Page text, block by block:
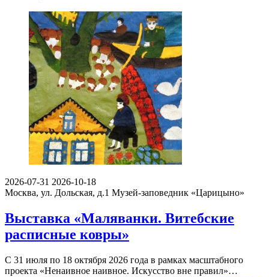
2026-07-31 2026-10-18
Москва, ул. Дольская, д.1 Музей-заповедник «Царицыно»
Выставка «Маляванки. Витебские
расписные ковры»
С 31 июля по 18 октября 2026 года в рамках масштабного
проекта «Ненаивное наивное. Искусство вне правил»…